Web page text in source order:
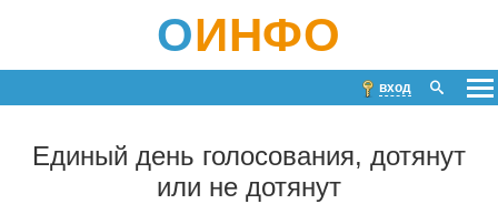
ОИНФО
вход
Единый день голосования, дотянут
или не дотянут